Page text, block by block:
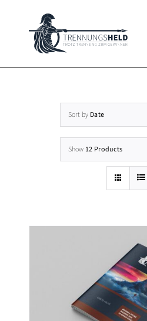
content
HOME
ERSTE
SHOP
BLOG
Sort by Date
Show 12 Products